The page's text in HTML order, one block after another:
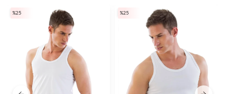
%25 %25